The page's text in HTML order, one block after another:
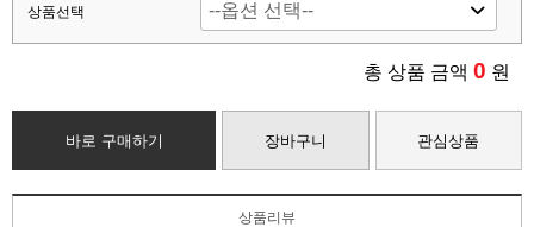
상품선택
총 상품 금액 0 원
바로 구매하기 장바구니 관심상품
상품리뷰